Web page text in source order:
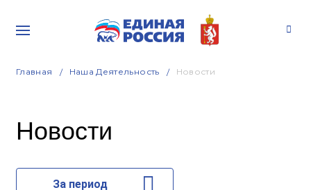
Главная Наша Деятельность Новости
Новости
За период